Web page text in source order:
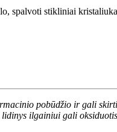
spalvoti stikliniai
pobūdžio ir gali
ilgainiui gali